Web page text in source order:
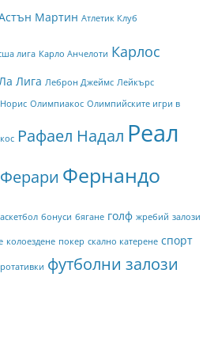
Мартин Атлетик Клуб
лига Карло Анчелоти Карлос
Лига Леброн Джеймс Лейкърс
Норис Олимпиакос Олимпийските игри в
Рафаел Надал Реал
Ферари Фернандо
бонуси бягане голф жребий залози
колоездене покер скално катерене спорт
футболни залози